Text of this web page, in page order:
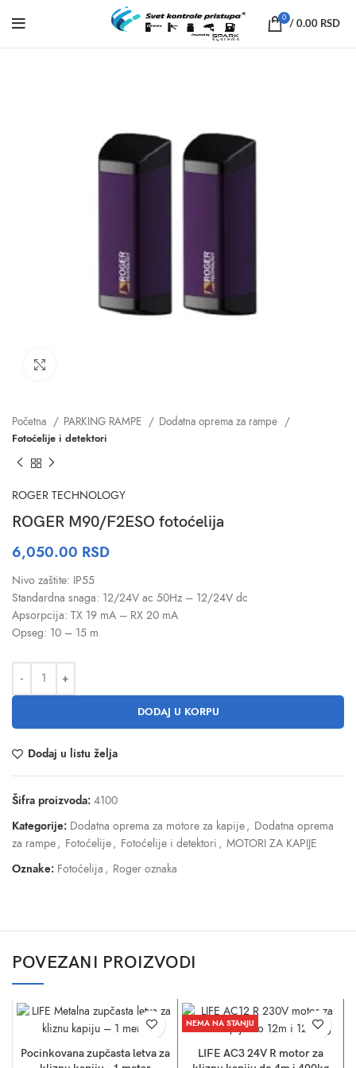
0
/ 0.00 RSD
Početna PARKING RAMPE
Dodatna oprema za rampe
Fotoćelije i detektori
ROGER TECHNOLOGY
ROGER M90/F2ESO fotoćelija
6,050.00 RSD
Nivo zaštite: IP55
Standardna snaga: 12/24V ac 50Hz – 12/24V dc
Apsorpcija: TX 19 mA – RX 20 mA
Opseg: 10 – 15 m
DODAJ U KORPU
Dodaj u listu želja
Šifra proizvoda: 4100
Kategorije: Dodatna oprema za motore za kapije, Dodatna oprema
za rampe, Fotoćelije, Fotoćelije i detektori , MOTORI ZA KAPIJE
Oznake: Fotoćelija , Roger oznaka
POVEZANI PROIZVODI
Pocinkovana zupčasta letva za
NEMA NA STANJU
LIFE AC3 24V R motor za